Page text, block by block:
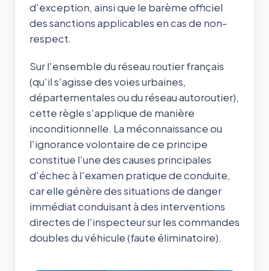
d'exception, ainsi que le barème officiel
des sanctions applicables en cas de non-
respect.
Sur l'ensemble du réseau routier français
(qu'il s'agisse des voies urbaines,
départementales ou du réseau autoroutier),
cette règle s'applique de manière
inconditionnelle. La méconnaissance ou
l'ignorance volontaire de ce principe
constitue l'une des causes principales
d'échec à l'examen pratique de conduite,
car elle génère des situations de danger
immédiat conduisant à des interventions
directes de l'inspecteur sur les commandes
doubles du véhicule (faute éliminatoire).